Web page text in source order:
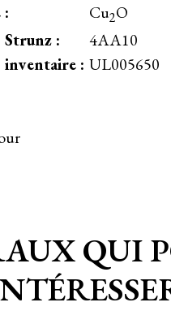
:
Cu2O
:
4AA10
: UL005650
QUI